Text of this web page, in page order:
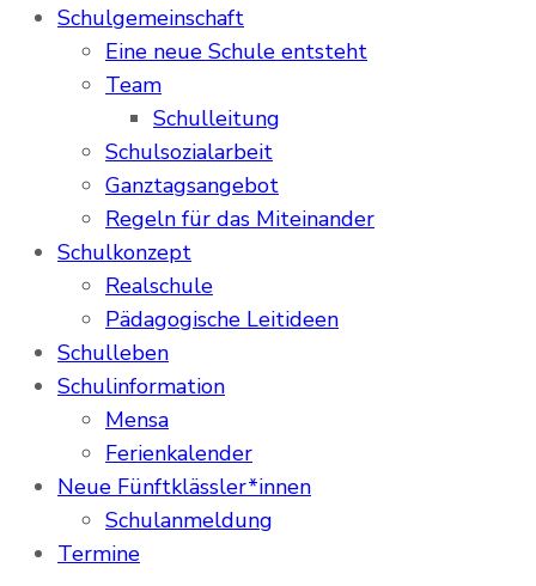
Schulgemeinschaft
Eine neue Schule entsteht
Team
Schulleitung
Schulsozialarbeit
Ganztagsangebot
Regeln für das Miteinander
Schulkonzept
Realschule
Pädagogische Leitideen
Schulleben
Schulinformation
Mensa
Ferienkalender
Neue Fünftklässler*innen
Schulanmeldung
Termine